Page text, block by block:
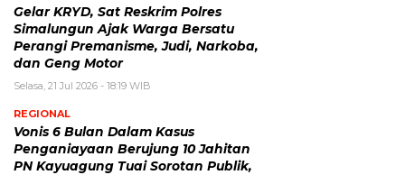
Gelar KRYD, Sat Reskrim Polres
Simalungun Ajak Warga Bersatu
Perangi Premanisme, Judi, Narkoba,
dan Geng Motor
Selasa, 21 Jul 2026 - 18:19 WIB
REGIONAL
Vonis 6 Bulan Dalam Kasus
Penganiayaan Berujung 10 Jahitan
PN Kayuagung Tuai Sorotan Publik,